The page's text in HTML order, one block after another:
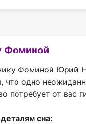
Фоминой
Фоминой Юрий
что одно
потребует от вас
сна: